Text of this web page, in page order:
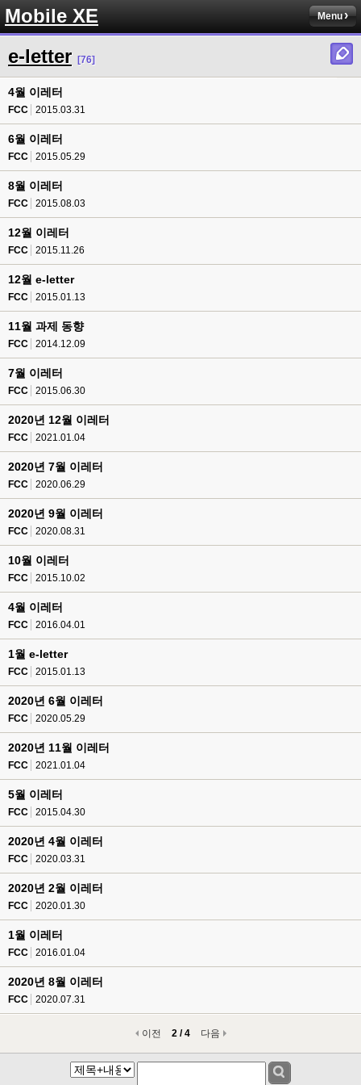
Mobile XE Menu
e-letter [76]
4월 이레터
FCC 2015.03.31
6월 이레터
FCC 2015.05.29
8월 이레터
FCC 2015.08.03
12월 이레터
FCC 2015.11.26
12월 e-letter
FCC 2015.01.13
11월 과제 동향
FCC 2014.12.09
7월 이레터
FCC 2015.06.30
2020년 12월 이레터
FCC 2021.01.04
2020년 7월 이레터
FCC 2020.06.29
2020년 9월 이레터
FCC 2020.08.31
10월 이레터
FCC 2015.10.02
4월 이레터
FCC 2016.04.01
1월 e-letter
FCC 2015.01.13
2020년 6월 이레터
FCC 2020.05.29
2020년 11월 이레터
FCC 2021.01.04
5월 이레터
FCC 2015.04.30
2020년 4월 이레터
FCC 2020.03.31
2020년 2월 이레터
FCC 2020.01.30
1월 이레터
FCC 2016.01.04
2020년 8월 이레터
FCC 2020.07.31
이전 2 / 4 다음